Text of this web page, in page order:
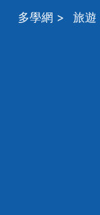
多學網 > 旅遊